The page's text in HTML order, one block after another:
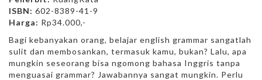
ISBN: 602-8389-41-9
Harga: Rp34.000,-
Bagi kebanyakan orang, belajar english grammar sangatlah
sulit dan membosankan, termasuk kamu, bukan? Lalu, apa
mungkin seseorang bisa ngomong bahasa Inggris tanpa
menguasai grammar? Jawabannya sangat mungkin. Perlu